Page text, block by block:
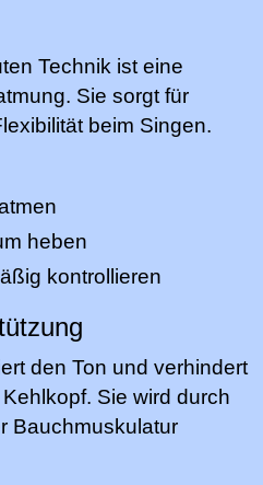
Technik ist eine
Sie sorgt für
beim Singen.
heben
kontrollieren
den Ton und verhindert
Sie wird durch
Bauchmuskulatur